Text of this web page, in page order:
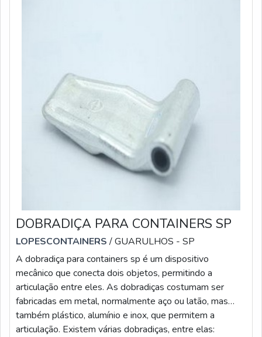
DOBRADIÇA PARA CONTAINERS SP
LOPESCONTAINERS/ GUARULHOS - SP
A dobradiça para containers sp é um dispositivo
mecânico que conecta dois objetos, permitindo a
articulação entre eles. As dobradiças costumam ser
fabricadas em metal, normalmente aço ou latão, mas
também plástico, alumínio e inox, que permitem a
articulação. Existem várias dobradiças, entre elas: